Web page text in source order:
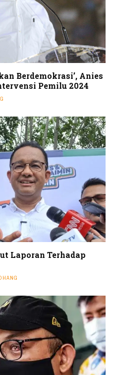
Berdemokrasi’, Anies
Pemilu 2024
Laporan Terhadap